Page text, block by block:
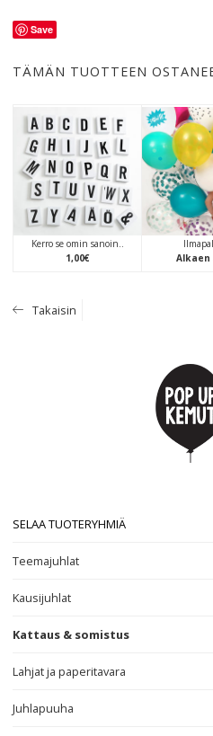
Save
TÄMÄN TUOTTEEN
Kerro se omin sanoin..
1,00€
Alkaen
Takaisin
SELAA TUOTERYHMIÄ
Teemajuhlat
Kausijuhlat
Kattaus & somistus
Lahjat ja paperitavara
Juhlapuuha